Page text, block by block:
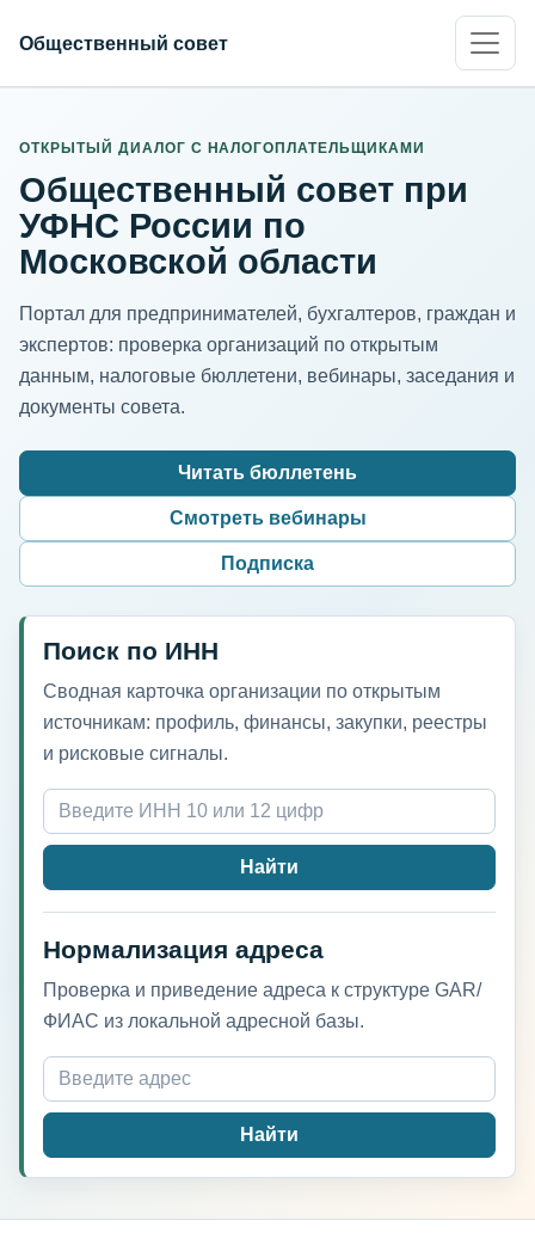
Общественный совет
ОТКРЫТЫЙ ДИАЛОГ С НАЛОГОПЛАТЕЛЬЩИКАМИ
Общественный совет при
УФНС России по
Московской области
Портал для предпринимателей, бухгалтеров, граждан и
экспертов: проверка организаций по открытым
данным, налоговые бюллетени, вебинары, заседания и
документы совета.
Читать бюллетень
Смотреть вебинары
Подписка
Поиск по ИНН
Сводная карточка организации по открытым
источникам: профиль, финансы, закупки, реестры
и рисковые сигналы.
ИНН организации
Найти
Нормализация адреса
Проверка и приведение адреса к структуре GAR/
ФИАС из локальной адресной базы.
Адрес для нормализации
Найти